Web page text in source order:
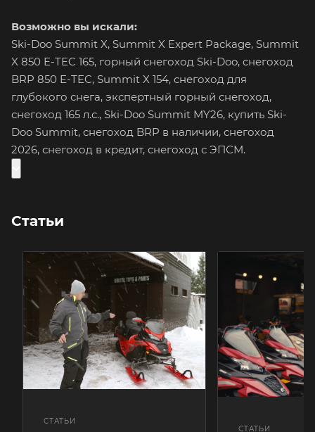
Возможно вы искали:
Ski-Doo Summit X, Summit X Expert Package, Summit
X 850 E-TEC 165, горный снегоход Ski-Doo, снегоход
BRP 850 E-TEC, Summit X 154, снегоход для
глубокого снега, экспертный горный снегоход,
снегоход 165 л.с., Ski-Doo Summit MY26, купить Ski-
Doo Summit, снегоход BRP в наличии, снегоход
2026, снегоход в кредит, снегоход с ЭПСМ.
Статьи
СТАТЬИ
СТАТЬИ